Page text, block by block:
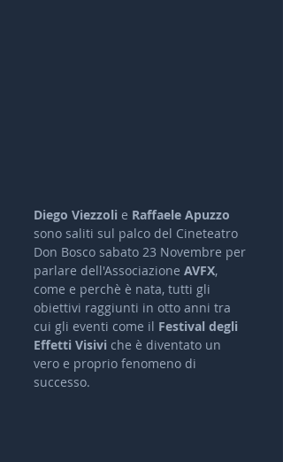
Diego Viezzoli e Raffaele Apuzzo
sono saliti sul palco del Cineteatro
Don Bosco sabato 23 Novembre per
parlare dell'Associazione AVFX,
come e perchè è nata, tutti gli
obiettivi raggiunti in otto anni tra
cui gli eventi come il Festival degli
Effetti Visivi che è diventato un
vero e proprio fenomeno di
successo.